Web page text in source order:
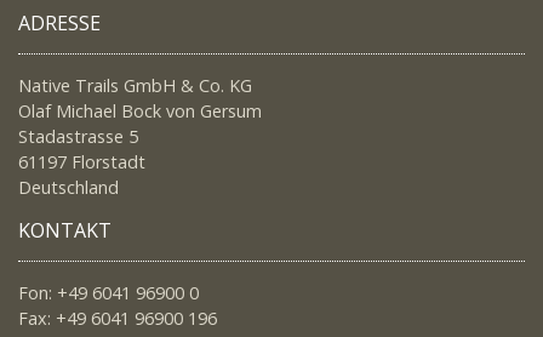
ADRESSE
Native Trails GmbH & Co. KG
Olaf Michael Bock von Gersum
Stadastrasse 5
61197 Florstadt
Deutschland
KONTAKT
Fon: +49 6041 96900 0
Fax: +49 6041 96900 196